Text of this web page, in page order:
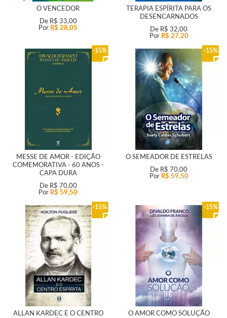
O VENCEDOR
De R$ 33,00
Por R$ 28,05
TERAPIA ESPÍRITA PARA OS
DESENCARNADOS
De R$ 32,00
Por R$ 27,20
15%
MESSE DE AMOR - EDIÇÃO
COMEMORATIVA - 60 ANOS -
CAPA DURA
De R$ 70,00
Por R$ 59,50
15%
O SEMEADOR DE ESTRELAS
De R$ 70,00
Por R$ 59,50
15%
ALLAN KARDEC E O CENTRO
15%
O AMOR COMO SOLUÇÃO